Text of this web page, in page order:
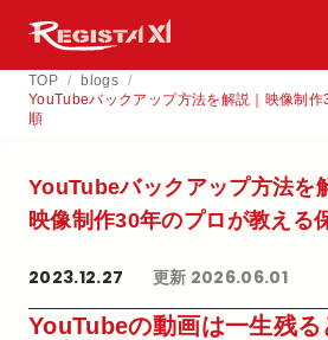
TOP / blogs /
YouTubeバックアップ方法を解説｜映像制
順
YouTubeバックアップ方​法を​
映像制作30年の​プロが​教える​
2023.12.27 更新 2026.06.01
YouTubeの動画は一生残